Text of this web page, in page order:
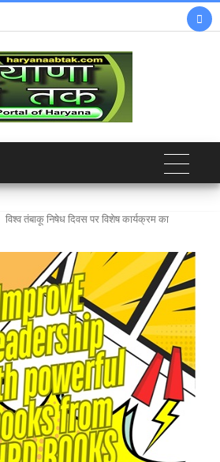

विश्व तंबाकू निषेध दिवस पर विशेष कार्यक्रम का